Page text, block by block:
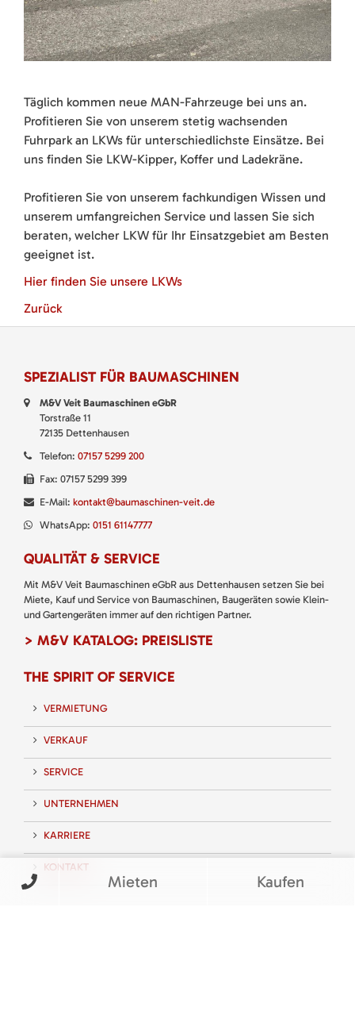
Täglich kommen neue MAN-Fahrzeuge bei uns an.
Profitieren Sie von unserem stetig wachsenden
Fuhrpark an LKWs für unterschiedlichste Einsätze. Bei
uns finden Sie LKW-Kipper, Koffer und Ladekräne.
Profitieren Sie von unserem fachkundigen Wissen und
unserem umfangreichen Service und lassen Sie sich
beraten, welcher LKW für Ihr Einsatzgebiet am Besten
geeignet ist.
Hier finden Sie unsere LKWs
Zurück
SPEZIALIST FÜR BAUMASCHINEN
M&V Veit Baumaschinen eGbR
Torstraße 11
72135 Dettenhausen
Telefon: 07157 5299 200
Fax: 07157 5299 399
E-Mail: kontakt@baumaschinen-veit.de
WhatsApp: 0151 61147777
QUALITÄT & SERVICE
Mit M&V Veit Baumaschinen eGbR aus Dettenhausen setzen Sie bei
Miete, Kauf und Service von Baumaschinen, Baugeräten sowie Klein-
und Gartengeräten immer auf den richtigen Partner.
> M&V KATALOG: PREISLISTE
THE SPIRIT OF SERVICE
VERMIETUNG
VERKAUF
SERVICE
UNTERNEHMEN
KARRIERE
KONTAKT
Mieten Kaufen